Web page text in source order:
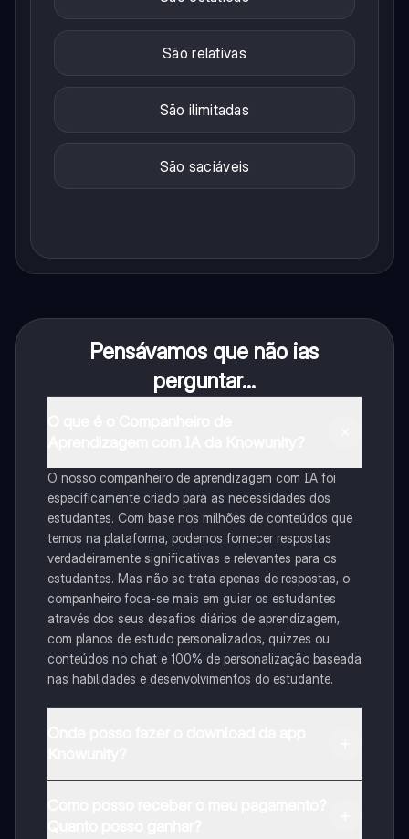
São relativas
São ilimitadas
São saciáveis
Pensávamos que não ias
perguntar...
O nosso companheiro de aprendizagem com IA foi
especificamente criado para as necessidades dos
estudantes. Com base nos milhões de conteúdos que
temos na plataforma, podemos fornecer respostas
verdadeiramente significativas e relevantes para os
estudantes. Mas não se trata apenas de respostas, o
companheiro foca-se mais em guiar os estudantes
através dos seus desafios diários de aprendizagem,
com planos de estudo personalizados, quizzes ou
conteúdos no chat e 100% de personalização baseada
nas habilidades e desenvolvimentos do estudante.